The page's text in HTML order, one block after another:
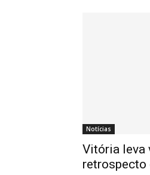
Notícias
Vitória leva
retrospecto